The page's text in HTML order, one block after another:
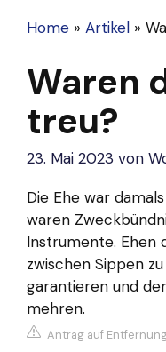
Home » Artikel »
Waren
treu?
23. Mai 2023 von
Die Ehe war
waren
Instrumente. Ehen
zwischen Sippen
garantieren und
mehren.
Antrag auf